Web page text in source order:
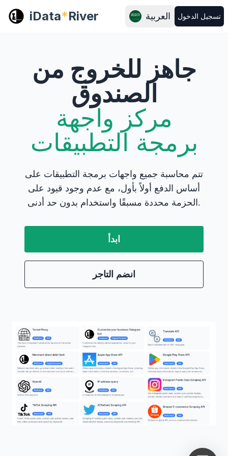
iData*River العربية تسجيل الدخول
جاهز للخروج من
الصندوق
مركز واجهة
برمجة التطبيقات
تتم محاسبة جميع واجهات برمجة التطبيقات على
أساس الدفع أولاً بأول، مع عدم وجود قيود على
الحزمة محددة مسبقًا واستخدام بدون حد أدنى.
ابدأ
انضم التاجر